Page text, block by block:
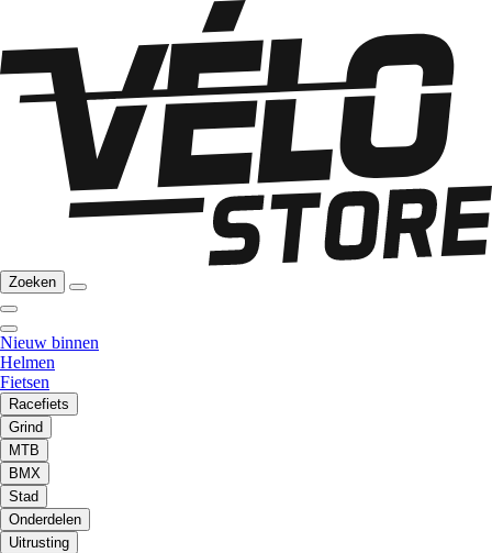
Zoeken
Nieuw binnen
Helmen
Fietsen
Racefiets
Grind
MTB
BMX
Stad
Onderdelen
Uitrusting